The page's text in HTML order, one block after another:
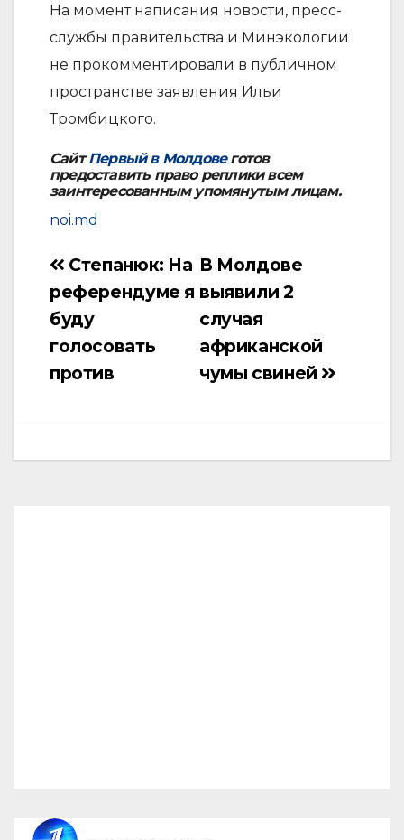
На момент написания новости, пресс-
службы правительства и Минэкологии
не прокомментировали в публичном
пространстве заявления Ильи
Тромбицкого.
СайтПервый в Молдовеготов
предоставить право реплики всем
заинтересованным упомянутым лицам.
noi.md
Навигация
по
В Молдове
выявили 2
случая
африканской
чумы свиней
Степанюк: На
референдуме я
буду
голосовать
против